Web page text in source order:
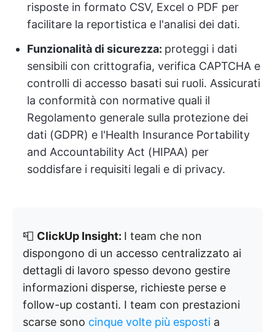
risposte in formato CSV, Excel o PDF per
facilitare la reportistica e l'analisi dei dati.
Funzionalità di sicurezza: proteggi i dati
sensibili con crittografia, verifica CAPTCHA e
controlli di accesso basati sui ruoli. Assicurati
la conformità con normative quali il
Regolamento generale sulla protezione dei
dati (GDPR) e l'Health Insurance Portability
and Accountability Act (HIPAA) per
soddisfare i requisiti legali e di privacy.
📮 ClickUp Insight: I team che non
dispongono di un accesso centralizzato ai
dettagli di lavoro spesso devono gestire
informazioni disperse, richieste perse e
follow-up costanti. I team con prestazioni
scarse sono cinque volte più esposti a